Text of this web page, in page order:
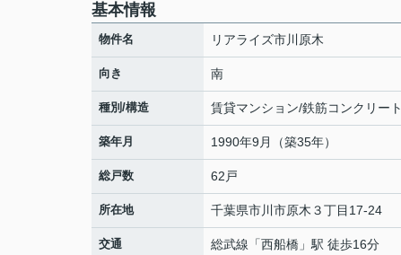
基本情報
物件名 リアライズ市川原木
向き 南
種別/構造 賃貸マンション/鉄筋コンクリート
築年月 1990年9月（築35年）
総戸数 62戸
所在地 千葉県市川市原木 ３丁目17-24
交通 総武線 「西船橋 」駅 徒歩16分